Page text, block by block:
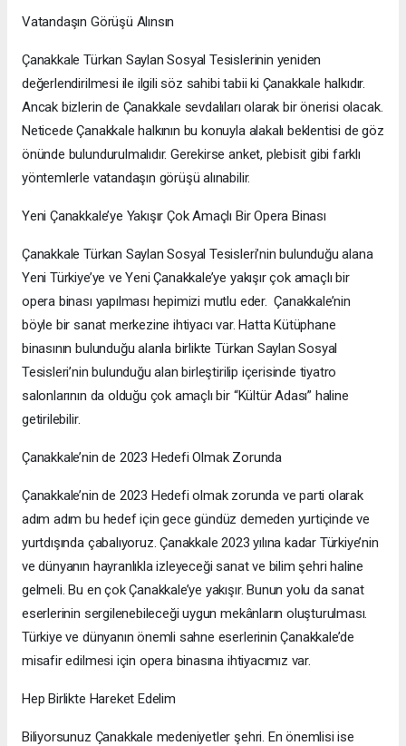
Vatandaşın Görüşü Alınsın
Çanakkale Türkan Saylan Sosyal Tesislerinin yeniden
değerlendirilmesi ile ilgili söz sahibi tabii ki Çanakkale halkıdır.
Ancak bizlerin de Çanakkale sevdalıları olarak bir önerisi olacak.
Neticede Çanakkale halkının bu konuyla alakalı beklentisi de göz
önünde bulundurulmalıdır. Gerekirse anket, plebisit gibi farklı
yöntemlerle vatandaşın görüşü alınabilir.
Yeni Çanakkale’ye Yakışır Çok Amaçlı Bir Opera Binası
Çanakkale Türkan Saylan Sosyal Tesisleri’nin bulunduğu alana
Yeni Türkiye’ye ve Yeni Çanakkale’ye yakışır çok amaçlı bir
opera binası yapılması hepimizi mutlu eder. Çanakkale’nin
böyle bir sanat merkezine ihtiyacı var. Hatta Kütüphane
binasının bulunduğu alanla birlikte Türkan Saylan Sosyal
Tesisleri’nin bulunduğu alan birleştirilip içerisinde tiyatro
salonlarının da olduğu çok amaçlı bir “Kültür Adası” haline
getirilebilir.
Çanakkale’nin de 2023 Hedefi Olmak Zorunda
Çanakkale’nin de 2023 Hedefi olmak zorunda ve parti olarak
adım adım bu hedef için gece gündüz demeden yurtiçinde ve
yurtdışında çabalıyoruz. Çanakkale 2023 yılına kadar Türkiye’nin
ve dünyanın hayranlıkla izleyeceği sanat ve bilim şehri haline
gelmeli. Bu en çok Çanakkale’ye yakışır. Bunun yolu da sanat
eserlerinin sergilenebileceği uygun mekânların oluşturulması.
Türkiye ve dünyanın önemli sahne eserlerinin Çanakkale’de
misafir edilmesi için opera binasına ihtiyacımız var.
Hep Birlikte Hareket Edelim
Biliyorsunuz Çanakkale medeniyetler şehri. En önemlisi ise